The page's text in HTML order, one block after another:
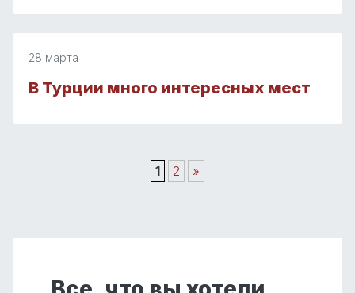
28 марта
В Турции много интересных мест
1 2 »